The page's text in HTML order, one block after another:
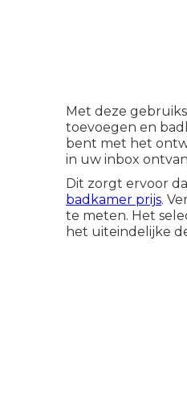
Met deze
toevoegen en
bent met het
in uw inbox
Dit zorgt ervoor
badkamer prijs.
te meten. Het
het uiteindelijke